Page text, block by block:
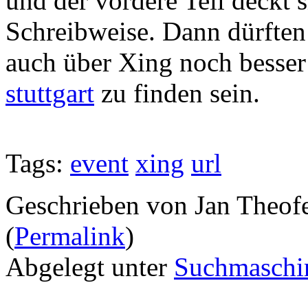
Schreibweise. Dann
auch über Xing noch
stuttgart zu finden sein.
Tags: event xing url
Geschrieben von Jan
(Permalink)
Abgelegt unter